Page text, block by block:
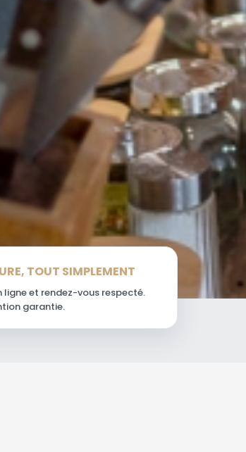
TOUT SIMPLEMENT
ligne et rendez-vous respecté.
garantie.